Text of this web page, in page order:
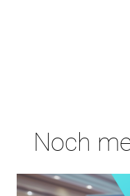
Noch